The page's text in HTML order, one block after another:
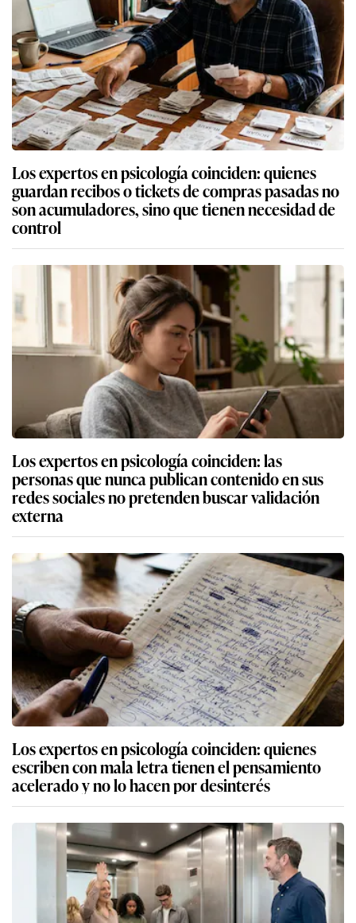
Los expertos en psicología coinciden: quienes
guardan recibos o tickets de compras pasadas no
son acumuladores, sino que tienen necesidad de
control
Los expertos en psicología coinciden: las
personas que nunca publican contenido en sus
redes sociales no pretenden buscar validación
externa
Los expertos en psicología coinciden: quienes
escriben con mala letra tienen el pensamiento
acelerado y no lo hacen por desinterés